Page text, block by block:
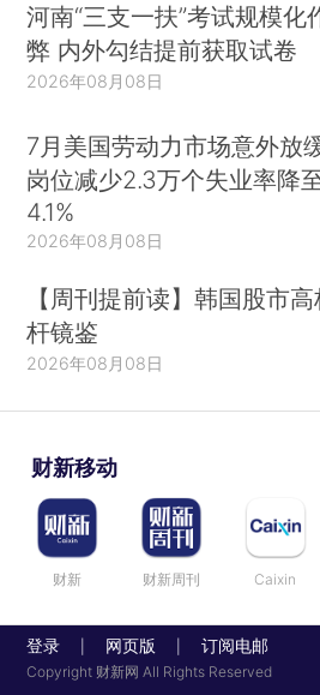
河南“三支一扶”考试规模化
弊 内外勾结提前获取试卷
2026年08月08日
7月美国劳动力市场意外放
岗位减少2.3万个失业率降
4.1%
2026年08月08日
【周刊提前读】韩国股市高
杆镜鉴
2026年08月08日
财新移动
财新 财新周刊 Caixin
登录 网页版 订阅电邮
Copyright 财新网 All Rights Reserved